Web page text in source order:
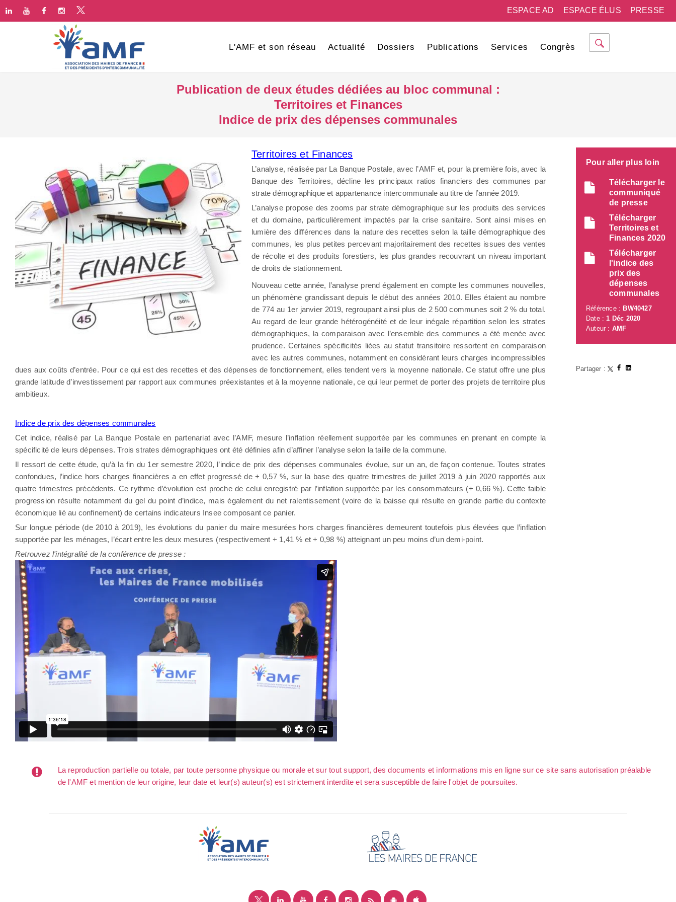
PRESSE
ESPACE ÉLUS
ESPACE AD
L'AMF et son réseau Actualité Dossiers Publications Services Congrès
Publication de deux études dédiées au bloc communal :
Territoires et Finances
Indice de prix des dépenses communales
Territoires et Finances
L’analyse, réalisée par La Banque Postale, avec l’AMF et, pour la première fois, avec la
Banque des Territoires, décline les principaux ratios financiers des communes par
strate démographique et appartenance intercommunale au titre de l’année 2019.
L’analyse propose des zooms par strate démographique sur les produits des services
et du domaine, particulièrement impactés par la crise sanitaire. Sont ainsi mises en
lumière des différences dans la nature des recettes selon la taille démographique des
communes, les plus petites percevant majoritairement des recettes issues des ventes
de récolte et des produits forestiers, les plus grandes recouvrant un niveau important
de droits de stationnement.
Nouveau cette année, l’analyse prend également en compte les communes nouvelles,
un phénomène grandissant depuis le début des années 2010. Elles étaient au nombre
de 774 au 1er janvier 2019, regroupant ainsi plus de 2 500 communes soit 2 % du total.
Au regard de leur grande hétérogénéité et de leur inégale répartition selon les strates
démographiques, la comparaison avec l’ensemble des communes a été menée avec
prudence. Certaines spécificités liées au statut transitoire ressortent en comparaison
avec les autres communes, notamment en considérant leurs charges incompressibles
dues aux coûts d’entrée. Pour ce qui est des recettes et des dépenses de fonctionnement, elles tendent vers la moyenne nationale. Ce statut offre une plus
grande latitude d’investissement par rapport aux communes préexistantes et à la moyenne nationale, ce qui leur permet de porter des projets de territoire plus
ambitieux.
Indice de prix des dépenses communales
Cet indice, réalisé par La Banque Postale en partenariat avec l’AMF, mesure l’inflation réellement supportée par les communes en prenant en compte la
spécificité de leurs dépenses. Trois strates démographiques ont été définies afin d’affiner l’analyse selon la taille de la commune.
Il ressort de cette étude, qu’à la fin du 1er semestre 2020, l’indice de prix des dépenses communales évolue, sur un an, de façon contenue. Toutes strates
confondues, l’indice hors charges financières a en effet progressé de + 0,57 %, sur la base des quatre trimestres de juillet 2019 à juin 2020 rapportés aux
quatre trimestres précédents. Ce rythme d’évolution est proche de celui enregistré par l’inflation supportée par les consommateurs (+ 0,66 %). Cette faible
progression résulte notamment du gel du point d’indice, mais également du net ralentissement (voire de la baisse qui résulte en grande partie du contexte
économique lié au confinement) de certains indicateurs Insee composant ce panier.
Sur longue période (de 2010 à 2019), les évolutions du panier du maire mesurées hors charges financières demeurent toutefois plus élevées que l’inflation
supportée par les ménages, l’écart entre les deux mesures (respectivement + 1,41 % et + 0,98 %) atteignant un peu moins d’un demi-point.
Retrouvez l'intégralité de la conférence de presse :
Pour aller plus loin
Télécharger le
communiqué
de presse
Télécharger
Territoires et
Finances 2020
Télécharger
l'indice des
prix des
dépenses
communales
Référence : BW40427
Date :1 Déc 2020
Auteur : AMF
Partager :
La reproduction partielle ou totale, par toute personne physique ou morale et sur tout support, des documents et informations mis en ligne sur ce site sans autorisation préalable
de l'AMF et mention de leur origine, leur date et leur(s) auteur(s) est strictement interdite et sera susceptible de faire l'objet de poursuites.